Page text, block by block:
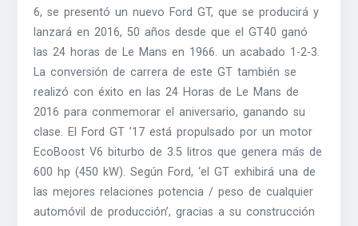
6, se presentó un nuevo Ford GT, que se producirá y
lanzará en 2016, 50 años desde que el GT40 ganó
las 24 horas de Le Mans en 1966. un acabado 1-2-3.
La conversión de carrera de este GT también se
realizó con éxito en las 24 Horas de Le Mans de
2016 para conmemorar el aniversario, ganando su
clase. El Ford GT ’17 está propulsado por un motor
EcoBoost V6 biturbo de 3.5 litros que genera más de
600 hp (450 kW). Según Ford, ‘el GT exhibirá una de
las mejores relaciones potencia / peso de cualquier
automóvil de producción’, gracias a su construcción